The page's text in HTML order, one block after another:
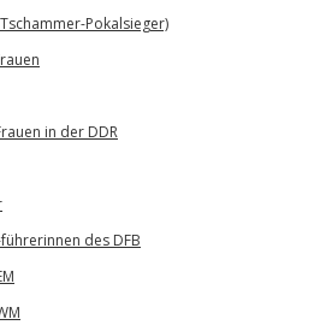
Pokalsieger)
in der DDR
des DFB